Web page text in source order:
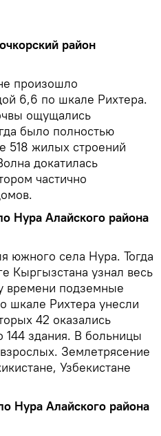
район
произошло
6,6 по шкале Рихтера.
ощущались
было полностью
518 жилых строений
докатилась
частично
Нура Алайского района
южного села Нура. Тогда
Кыргызстана узнал весь
времени подземные
шкале Рихтера унесли
42 оказались
здания. В больницы
Землетрясение
Узбекистане
Нура Алайского района